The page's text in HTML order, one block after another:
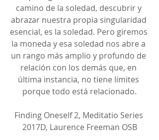
camino de la soledad, descubrir y
abrazar nuestra propia singularidad
esencial, es la soledad. Pero giremos
la moneda y esa soledad nos abre a
un rango más amplio y profundo de
relación con los demás que, en
última instancia, no tiene límites
porque todo está relacionado.
Finding Oneself 2, Meditatio Series
2017D, Laurence Freeman OSB